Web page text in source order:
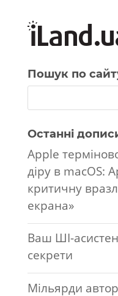
Пошук по
Останні
Apple
діру в macOS:
критичну
екрана»
Ваш ШІ-
секрети
Мільярди